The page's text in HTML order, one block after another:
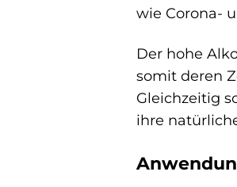
wie Corona-
Der hohe
somit deren
Gleichzeitig
ihre